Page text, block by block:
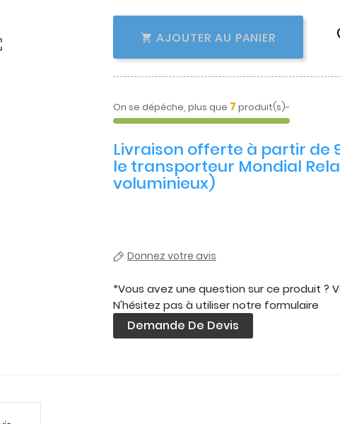
 AJOUTER AU PANIER
On se dépéche, plus que 7 produit(s)-
Livraison offerte à partir de
le transporteur Mondial
voluminieux)
Donnez votre avis
*Vous avez une question sur ce produit ?
N'hésitez pas à utiliser notre formulaire
Demande De Devis